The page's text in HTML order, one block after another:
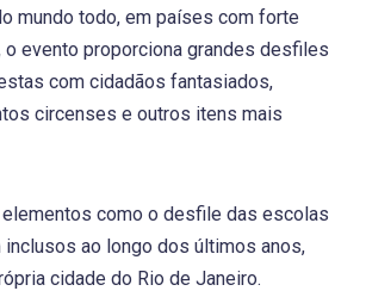
mundo todo, em países com forte
o evento proporciona grandes desfiles
com cidadãos fantasiados,
circenses e outros itens mais
como o desfile das escolas
inclusos ao longo dos últimos anos,
cidade do Rio de Janeiro.